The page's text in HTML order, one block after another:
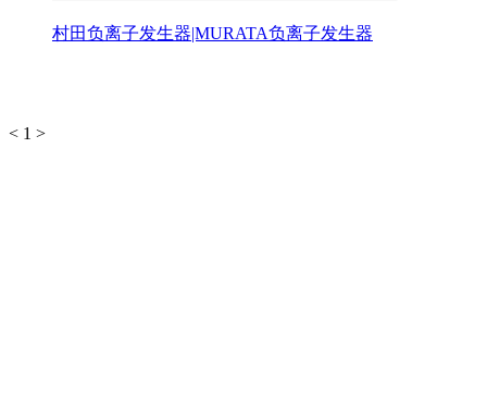
村田负离子发生器|MURATA负离子发生器
< 1 >